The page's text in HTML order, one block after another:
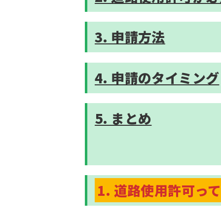
3. 申請方法
4. 申請のタイミング
5. まとめ
1. 道路使用許可っ